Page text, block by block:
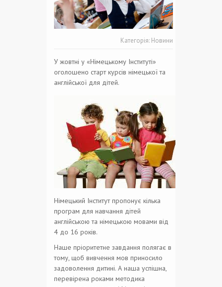
Категорія: Новини
У жовтні у «Німецькому Інституті»
оголошено старт курсів німецької та
англійської для дітей.
Німецький Інститут пропонує кілька
програм для навчання дітей
англійською та німецькою мовами від
4 до 16 років.
Наше пріоритетне завдання полягає в
тому, щоб вивчення мов приносило
задоволення дитині. А наша успішна,
перевірена роками методика